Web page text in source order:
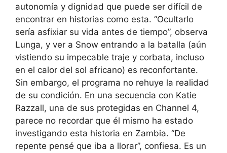
autonomía y dignidad que puede ser difícil de
encontrar en historias como esta. “Ocultarlo
sería asfixiar su vida antes de tiempo”, observa
Lunga, y ver a Snow entrando a la batalla (aún
vistiendo su impecable traje y corbata, incluso
en el calor del sol africano) es reconfortante.
Sin embargo, el programa no rehuye la realidad
de su condición. En una secuencia con Katie
Razzall, una de sus protegidas en Channel 4,
parece no recordar que él mismo ha estado
investigando esta historia en Zambia. “De
repente pensé que iba a llorar”, confiesa. Es un